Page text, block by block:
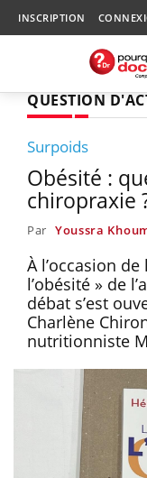
INSCRIPTION
QUESTION
Surpoids
Obésité :
chiropraxie
Par Youssra
À l’occasion
l’obésité » de
débat s’est
Charlène
nutritionniste